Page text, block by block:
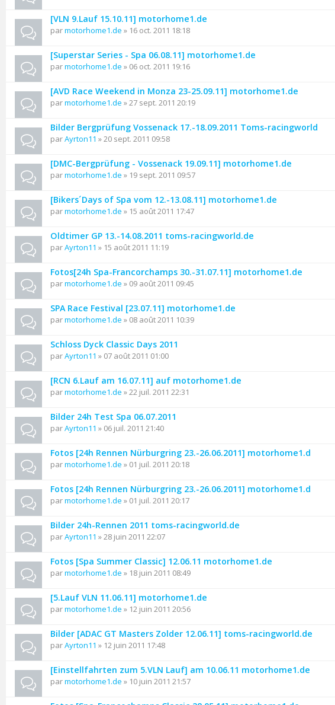
[VLN 9.Lauf 15.10.11] motorhome1.de
parmotorhome1.de » 16 oct. 2011 18:18
[Superstar Series - Spa 06.08.11] motorhome1.de
parmotorhome1.de » 06 oct. 2011 19:16
[AVD Race Weekend in Monza 23-25.09.11] motorhome1.de
parmotorhome1.de » 27 sept. 2011 20:19
Bilder Bergprüfung Vossenack 17.-18.09.2011 Toms-racingworld
parAyrton11 » 20 sept. 2011 09:58
[DMC-Bergprüfung - Vossenack 19.09.11] motorhome1.de
parmotorhome1.de » 19 sept. 2011 09:57
[Bikers´Days of Spa vom 12.-13.08.11] motorhome1.de
parmotorhome1.de » 15 août 2011 17:47
Oldtimer GP 13.-14.08.2011 toms-racingworld.de
parAyrton11 » 15 août 2011 11:19
Fotos[24h Spa-Francorchamps 30.-31.07.11] motorhome1.de
parmotorhome1.de » 09 août 2011 09:45
SPA Race Festival [23.07.11] motorhome1.de
parmotorhome1.de » 08 août 2011 10:39
Schloss Dyck Classic Days 2011
parAyrton11 » 07 août 2011 01:00
[RCN 6.Lauf am 16.07.11] auf motorhome1.de
parmotorhome1.de » 22 juil. 2011 22:31
Bilder 24h Test Spa 06.07.2011
parAyrton11 » 06 juil. 2011 21:40
Fotos [24h Rennen Nürburgring 23.-26.06.2011] motorhome1.d
parmotorhome1.de » 01 juil. 2011 20:18
Fotos [24h Rennen Nürburgring 23.-26.06.2011] motorhome1.d
parmotorhome1.de » 01 juil. 2011 20:17
Bilder 24h-Rennen 2011 toms-racingworld.de
parAyrton11 » 28 juin 2011 22:07
Fotos [Spa Summer Classic] 12.06.11 motorhome1.de
parmotorhome1.de » 18 juin 2011 08:49
[5.Lauf VLN 11.06.11] motorhome1.de
parmotorhome1.de » 12 juin 2011 20:56
Bilder [ADAC GT Masters Zolder 12.06.11] toms-racingworld.de
parAyrton11 » 12 juin 2011 17:48
[Einstellfahrten zum 5.VLN Lauf] am 10.06.11 motorhome1.de
parmotorhome1.de » 10 juin 2011 21:57